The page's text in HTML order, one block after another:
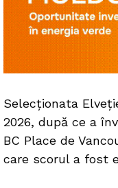
Selecționata
2026, după ce a
BC Place de
care scorul a fost